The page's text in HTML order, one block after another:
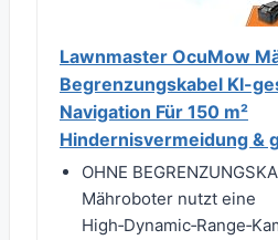
Lawnmaster OcuMow
Begrenzungskabel KI-
Navigation Für 150 m²
Hindernisvermeidung &
OHNE
Mähroboter nutzt eine